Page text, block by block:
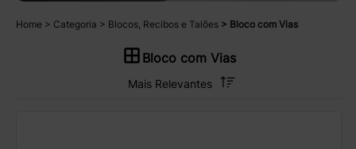
Home Categoria Blocos, Recibos e Talões Bloco com Vias
Bloco com Vias